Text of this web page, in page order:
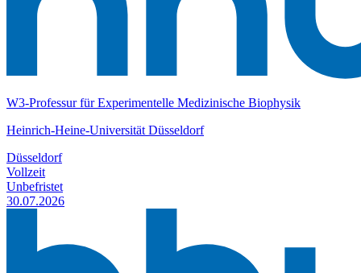
W3-Professur für Experimentelle Medizinische Biophysik
Heinrich-Heine-Universität Düsseldorf
Düsseldorf
Vollzeit
Unbefristet
30.07.2026